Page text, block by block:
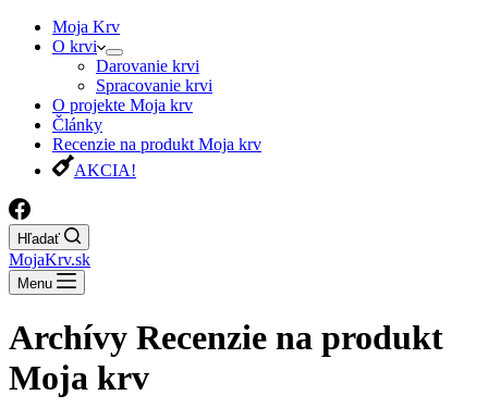
Moja Krv
O krvi
Darovanie krvi
Spracovanie krvi
O projekte Moja krv
Články
Recenzie na produkt Moja krv
AKCIA!
Hľadať
MojaKrv.sk
Menu
Archívy Recenzie na produkt
Moja krv